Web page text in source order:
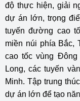
độ thực hiện, giải
dự án lớn, trọng
tuyến đường cao
miền núi phía Bắc,
cao tốc vùng
Long, các tuyến
Minh. Tập trung
dự án lớn để tạo